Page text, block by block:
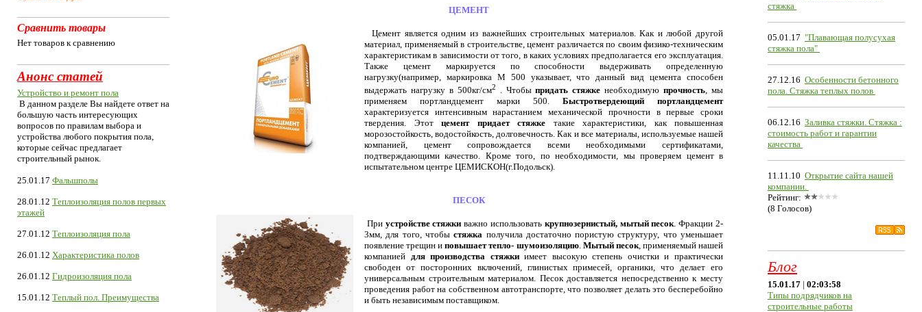
Сравнить товары
Нет товаров к сравнению
Анонс статей
Устройство и ремонт пола
В данном разделе Вы найдете ответ на
большую часть интересующих
вопросов по правилам выбора и
устройства любого покрытия пола,
которые сейчас предлагает
строительный рынок.
25.01.17 Фальшполы
28.01.12 Теплоизоляция полов первых
этажей
27.01.12 Теплоизоляция пола
26.01.12 Характеристика полов
26.01.12 Гидроизоляция пола
15.01.12 Теплый пол. Преимущества
ЦЕМЕНТ
Цемент является одним из важнейших строительных материалов. Как и любой другой
материал, применяемый в строительстве, цемент различается по своим физико-техническим
характеристикам в зависимости от того, в каких условиях предполагается его эксплуатация.
Также цемент маркируется по способности выдерживать определенную
нагрузку(например, маркировка М 500 указывает, что данный вид цемента способен
выдержать нагрузку в 500кг/см2 . Чтобыпридать стяжке необходимуюпрочность, мы
применяем портландцемент марки 500. Быстротвердеющий портландцемент
характеризуется интенсивным нарастанием механической прочности в первые сроки
твердения. Этотцемент придает стяжке такие характеристики, как повышенная
морозостойкость, водостойкость, долговечность. Как и все материалы, используемые нашей
компанией, цемент сопровождается всеми необходимыми сертификатами,
подтверждающими качество. Кроме того, по необходимости, мы проверяем цемент в
испытательном центре ЦЕМИСКОН(г.Подольск).
ПЕСОК
При устройстве стяжки важно использовать крупнозернистый, мытый песок. Фракции 2-
3мм, для того, чтобыстяжка получила достаточно пористую структуру, что уменьшает
появление трещин иповышает тепло- шумоизоляцию. Мытый песок, применяемый нашей
компанией для производства стяжкиимеет высокую степень очистки и практически
свободен от посторонних включений, глинистых примесей, органики, что делает его
универсальным строительным материалом. Песок доставляется непосредственно к месту
проведения работ на собственном автотранспорте, что позволяет делать это бесперебойно
и быть независимым поставщиком.
стяжка
05.01.17 "Плавающая полусухая
стяжка пола"
27.12.16 Особенности бетонного
пола. Стяжка теплых полов
06.12.16 Заливка стяжки. Стяжка :
стоимость работ и гарантии
качества
11.11.10 Открытие сайта нашей
компании.
Рейтинг:
(8 Голосов)
Блог
15.01.17 | 02:03:58
Типы подрядчиков на
строительные работы